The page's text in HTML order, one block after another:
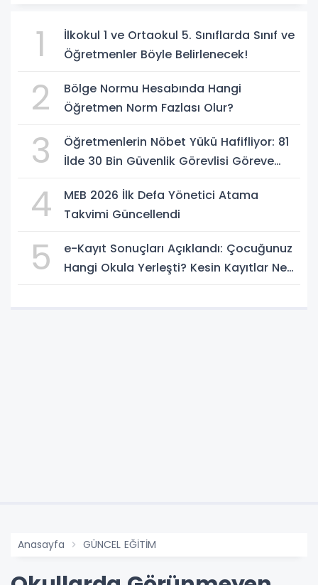
1
İlkokul 1 ve Ortaokul 5. Sınıflarda Sınıf ve
Öğretmenler Böyle Belirlenecek!
2
Bölge Normu Hesabında Hangi
Öğretmen Norm Fazlası Olur?
3
Öğretmenlerin Nöbet Yükü Hafifliyor: 81
İlde 30 Bin Güvenlik Görevlisi Göreve
4
MEB 2026 İlk Defa Yönetici Atama
Takvimi Güncellendi
5
e-Kayıt Sonuçları Açıklandı: Çocuğunuz
Hangi Okula Yerleşti? Kesin Kayıtlar Ne
Anasayfa GÜNCEL EĞİTİM